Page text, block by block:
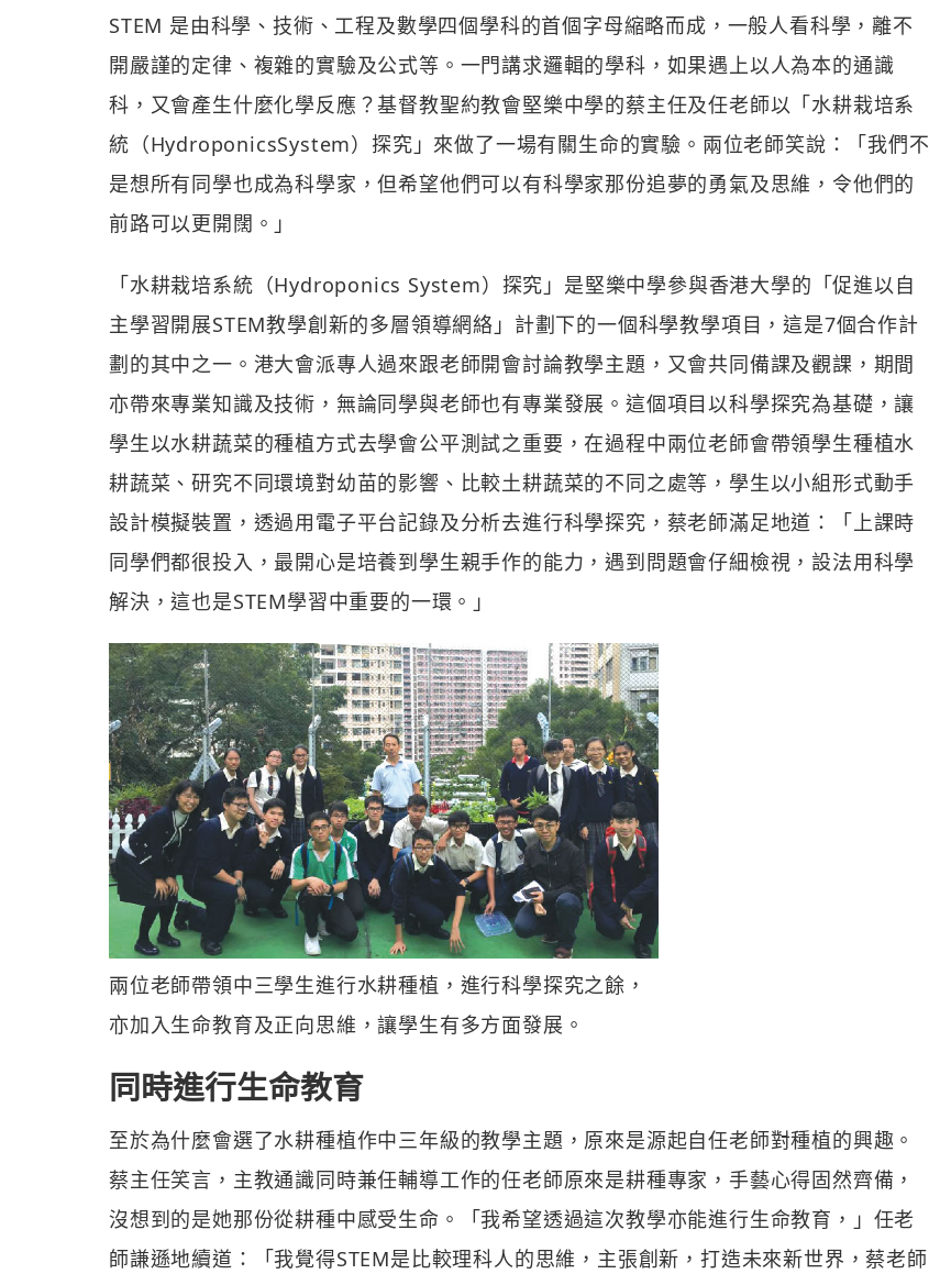
STEM 是由科學、技術、工程及數學四個學科的首個字母縮略而成，一般人看科學，離不
開嚴謹的定律、複雜的實驗及公式等。一門講求邏輯的學科，如果遇上以人為本的通識
科，又會產生什麼化學反應？基督教聖約教會堅樂中學的蔡主任及任老師以「水耕栽培系
統（HydroponicsSystem）探究」來做了一場有關生命的實驗。兩位老師笑說：「我們不
是想所有同學也成為科學家，但希望他們可以有科學家那份追夢的勇氣及思維，令他們的
前路可以更開闊。」
「水耕栽培系統（Hydroponics System）探究」是堅樂中學參與香港大學的「促進以自
主學習開展STEM教學創新的多層領導網絡」計劃下的一個科學教學項目，這是7個合作計
劃的其中之一。港大會派專人過來跟老師開會討論教學主題，又會共同備課及觀課，期間
亦帶來專業知識及技術，無論同學與老師也有專業發展。這個項目以科學探究為基礎，讓
學生以水耕蔬菜的種植方式去學會公平測試之重要，在過程中兩位老師會帶領學生種植水
耕蔬菜、研究不同環境對幼苗的影響、比較土耕蔬菜的不同之處等，學生以小組形式動手
設計模擬裝置，透過用電子平台記錄及分析去進行科學探究，蔡老師滿足地道：「上課時
同學們都很投入，最開心是培養到學生親手作的能力，遇到問題會仔細檢視，設法用科學
解決，這也是STEM學習中重要的一環。」
兩位老師帶領中三學生進行水耕種植，進行科學探究之餘，
亦加入生命教育及正向思維，讓學生有多方面發展。
同時進行生命教育
至於為什麼會選了水耕種植作中三年級的教學主題，原來是源起自任老師對種植的興趣。
蔡主任笑言，主教通識同時兼任輔導工作的任老師原來是耕種專家，手藝心得固然齊備，
沒想到的是她那份從耕種中感受生命。「我希望透過這次教學亦能進行生命教育，」任老
師謙遜地續道：「我覺得STEM是比較理科人的思維，主張創新，打造未來新世界，蔡老師